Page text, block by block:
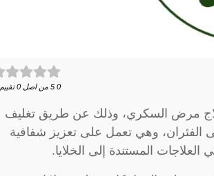
0
5 من اصل 0 تقييم.
مرض السكري، وذلك عن طريق تغليف
على الفئران، وهي تعمل على تعزيز شفافية
العلاجات المستندة إلى الخلايا.